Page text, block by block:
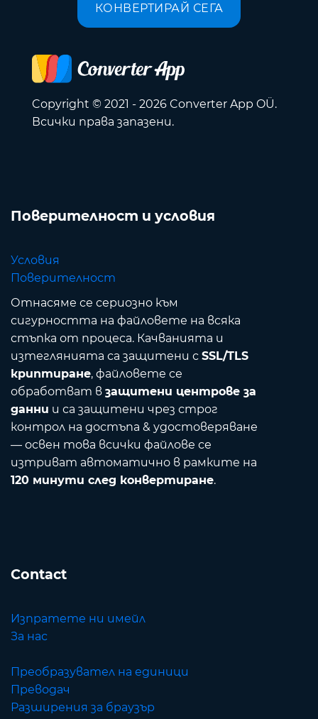
КОНВЕРТИРАЙ СЕГА
Copyright © 2021 - 2026 Converter App OÜ.
Всички права запазени.
Поверителност и условия
Условия
Поверителност
Отнасяме се сериозно към
сигурността на файловете на всяка
стъпка от процеса. Качванията и
изтеглянията са защитени с SSL/TLS
криптиране, файловете се
обработват в защитени центрове за
данни и са защитени чрез строг
контрол на достъпа & удостоверяване
— освен това всички файлове се
изтриват автоматично в рамките на
120 минути след конвертиране.
Contact
Изпратете ни имейл
За нас
Преобразувател на единици
Преводач
Разширения за браузър